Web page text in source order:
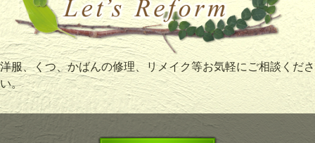
洋服、くつ、かばんの修理、リメイク等お気軽にご相談くださ
い。